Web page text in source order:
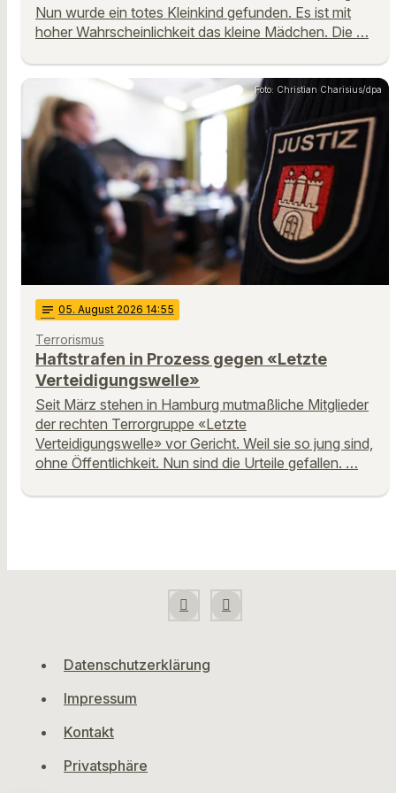
Nun wurde ein totes Kleinkind gefunden. Es ist mit
hoher Wahrscheinlichkeit das kleine Mädchen. Die …
Foto: Christian Charisius/dpa
notes 05. August 2026 14:55
Terrorismus
Haftstrafen in Prozess gegen «Letzte
Verteidigungswelle»
Seit März stehen in Hamburg mutmaßliche Mitglieder
der rechten Terrorgruppe «Letzte
Verteidigungswelle» vor Gericht. Weil sie so jung sind,
ohne Öffentlichkeit. Nun sind die Urteile gefallen. …
Datenschutzerklärung
Impressum
Kontakt
Privatsphäre